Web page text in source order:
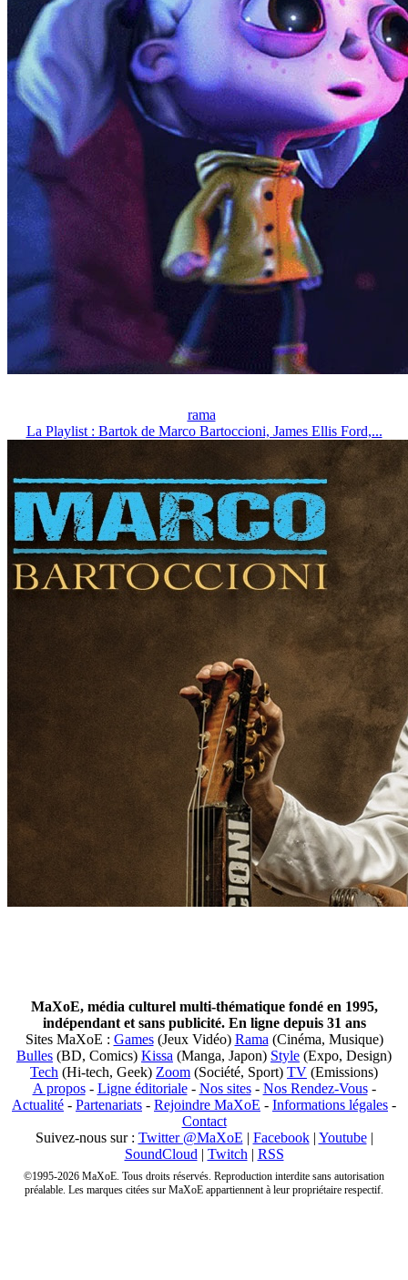
rama
La Playlist : Bartok de Marco Bartoccioni, James Ellis Ford,...
MaXoE, média culturel multi-thématique fondé en 1995,
indépendant et sans publicité. En ligne depuis 31 ans
Sites MaXoE : Games(Jeux Vidéo) Rama (Cinéma, Musique)
Bulles (BD, Comics) Kissa (Manga, Japon) Style (Expo, Design)
Tech (Hi-tech, Geek) Zoom (Société, Sport) TV (Emissions)
A propos- Ligne éditoriale- Nos sites- Nos Rendez-Vous-
Actualité - Partenariats - Rejoindre MaXoE - Informations légales -
Contact
Suivez-nous sur : Twitter @MaXoE | Facebook| Youtube|
SoundCloud | Twitch | RSS
©1995-2026 MaXoE. Tous droits réservés. Reproduction interdite sans autorisation
préalable. Les marques citées sur MaXoE appartiennent à leur propriétaire respectif.